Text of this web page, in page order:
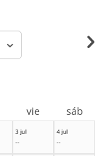
3 jul
--
4 jul
--
vie sáb